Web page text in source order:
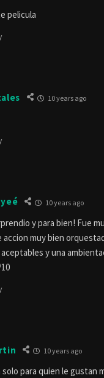
pelicula
10 years ago
10 years ago
y para bien! Fue
accion muy bien
y una
10 years ago
para quien le gustan